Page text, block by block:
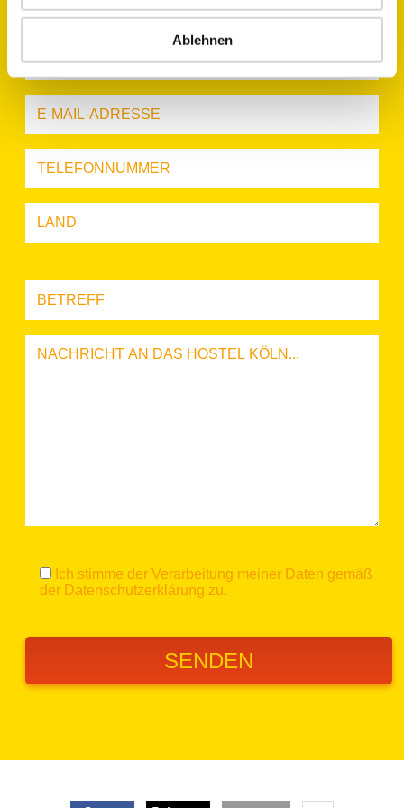
Ablehnen
Ich stimme der Verarbeitung meiner Daten gemäß
der Datenschutzerklärung zu.